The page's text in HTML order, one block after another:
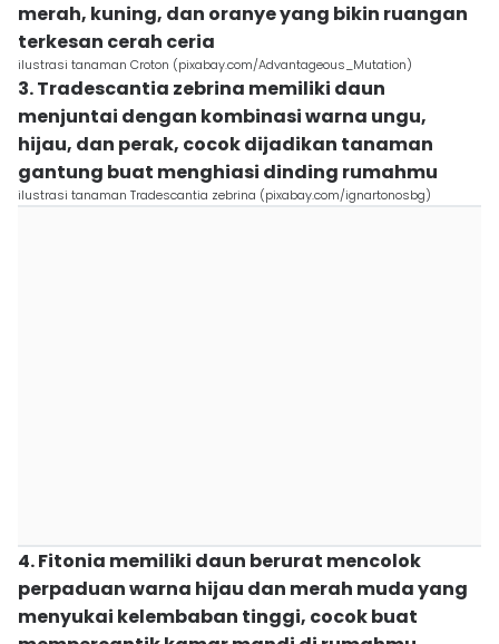
merah, kuning, dan oranye yang bikin ruangan
terkesan cerah ceria
ilustrasi tanaman Croton (pixabay.com/Advantageous_Mutation)
3. Tradescantia zebrina memiliki daun
menjuntai dengan kombinasi warna ungu,
hijau, dan perak, cocok dijadikan tanaman
gantung buat menghiasi dinding rumahmu
ilustrasi tanaman Tradescantia zebrina (pixabay.com/ignartonosbg)
4. Fitonia memiliki daun berurat mencolok
perpaduan warna hijau dan merah muda yang
menyukai kelembaban tinggi, cocok buat